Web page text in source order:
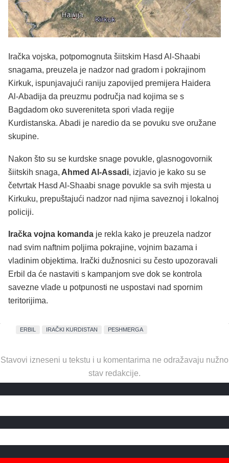
Iračka vojska, potpomognuta šiitskim Hasd Al-Shaabi
snagama, preuzela je nadzor nad gradom i pokrajinom
Kirkuk, ispunjavajući raniju zapovijed premijera Haidera
Al-Abadija da preuzmu područja nad kojima se s
Bagdadom oko suvereniteta spori vlada regije
Kurdistanska. Abadi je naredio da se povuku sve oružane
skupine.
Nakon što su se kurdske snage povukle, glasnogovornik
šiitskih snaga, Ahmed Al-Assadi, izjavio je kako su se
četvrtak Hasd Al-Shaabi snage povukle sa svih mjesta u
Kirkuku, prepuštajući nadzor nad njima saveznoj i lokalnoj
policiji.
Iračka vojna komanda je rekla kako je preuzela nadzor
nad svim naftnim poljima pokrajine, vojnim bazama i
vladinim objektima. Irački dužnosnici su često upozoravali
Erbil da će nastaviti s kampanjom sve dok se kontrola
savezne vlade u potpunosti ne uspostavi nad spornim
teritorijima.
ERBIL IRAČKI KURDISTAN PESHMERGA
Stavovi izneseni u tekstu i u komentarima ne odražavaju nužno
stav redakcije.